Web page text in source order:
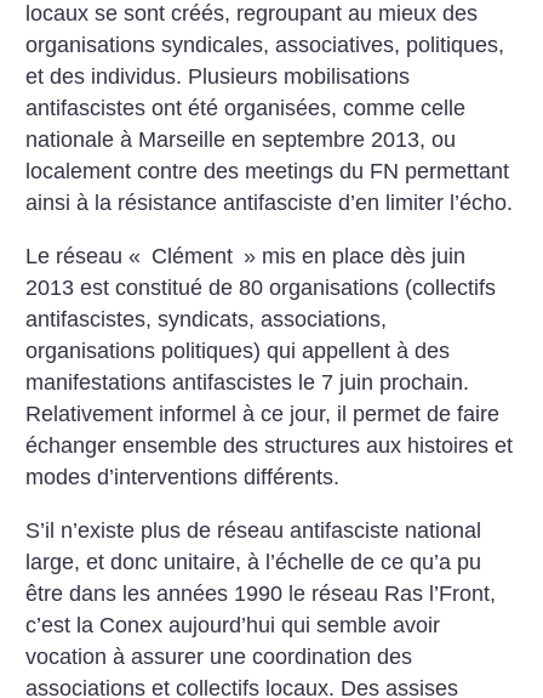
locaux se sont créés, regroupant au mieux des
organisations syndicales, associatives, politiques,
et des individus. Plusieurs mobilisations
antifascistes ont été organisées, comme celle
nationale à Marseille en septembre 2013, ou
localement contre des meetings du FN permettant
ainsi à la résistance antifasciste d’en limiter l’écho.
Le réseau « Clément » mis en place dès juin
2013 est constitué de 80 organisations (collectifs
antifascistes, syndicats, associations,
organisations politiques) qui appellent à des
manifestations antifascistes le 7 juin prochain.
Relativement informel à ce jour, il permet de faire
échanger ensemble des structures aux histoires et
modes d’interventions différents.
S’il n’existe plus de réseau antifasciste national
large, et donc unitaire, à l’échelle de ce qu’a pu
être dans les années 1990 le réseau Ras l’Front,
c’est la Conex aujourd’hui qui semble avoir
vocation à assurer une coordination des
associations et collectifs locaux. Des assises